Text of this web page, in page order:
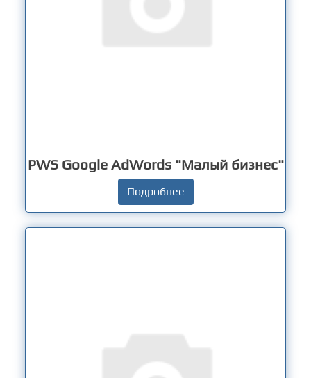
PWS Google AdWords "Малый бизнес"
Подробнее